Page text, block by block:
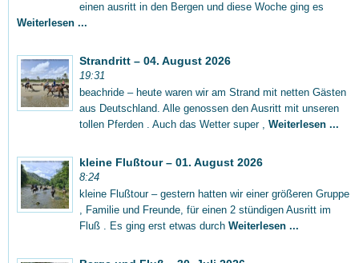
einen ausritt in den Bergen und diese Woche ging es
Weiterlesen ...
Strandritt – 04. August 2026
19:31
beachride – heute waren wir am Strand mit netten Gästen
aus Deutschland. Alle genossen den Ausritt mit unseren
tollen Pferden . Auch das Wetter super , Weiterlesen ...
kleine Flußtour – 01. August 2026
8:24
kleine Flußtour – gestern hatten wir einer größeren Gruppe
, Familie und Freunde, für einen 2 stündigen Ausritt im
Fluß . Es ging erst etwas durch Weiterlesen ...